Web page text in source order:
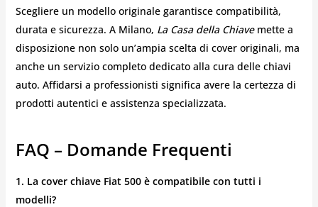
Scegliere un modello originale garantisce compatibilità,
durata e sicurezza. A Milano, La Casa della Chiavemette a
disposizione non solo un’ampia scelta di cover originali, ma
anche un servizio completo dedicato alla cura delle chiavi
auto. Affidarsi a professionisti significa avere la certezza di
prodotti autentici e assistenza specializzata.
FAQ – Domande Frequenti
1. La cover chiave Fiat 500 è compatibile con tutti i
modelli?